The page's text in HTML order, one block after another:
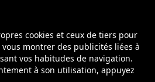
cookies et ceux de tiers pour
montrer des publicités liées à
vos habitudes de navigation.
à son utilisation, appuyez